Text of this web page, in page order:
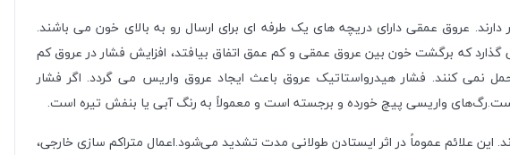
عروق عمقی دارای دریچه های یک طرفه ای برای ارسال رو به بالای خون می باشند.
که برگشت خون بین عروق عمقی و کم عمق اتفاق بیافتد، افزایش فشار در عروق کم
کنند. فشار هیدرواستاتیک عروق باعث ایجاد عروق واریس می گردد. اگر فشار
واریسی پیچ خورده و برجسته است و معمولاً به رنگ آبی یا بنفش تیره است.
این علائم عموماً در اثر ایستادن طولانی مدت تشدید می‌شود.اعمال متراکم سازی خارجی،